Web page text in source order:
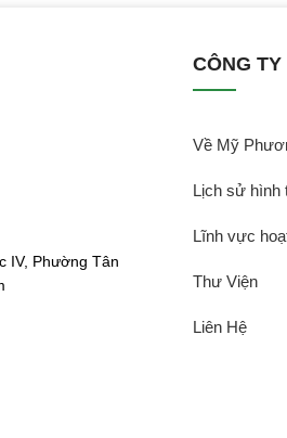
IV, Phường Tân
CÔNG TY
Về Mỹ
Lịch sử hình
Lĩnh vực
Thư Viện
Liên Hệ